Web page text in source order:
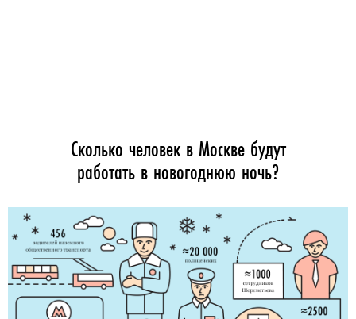
Сколько человек в Москве будут
работать в новогоднюю ночь?